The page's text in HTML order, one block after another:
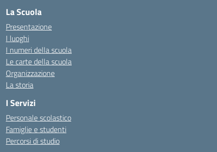
La Scuola
Presentazione
I luoghi
I numeri della scuola
Le carte della scuola
Organizzazione
La storia
I Servizi
Personale scolastico
Famiglie e studenti
Percorsi di studio